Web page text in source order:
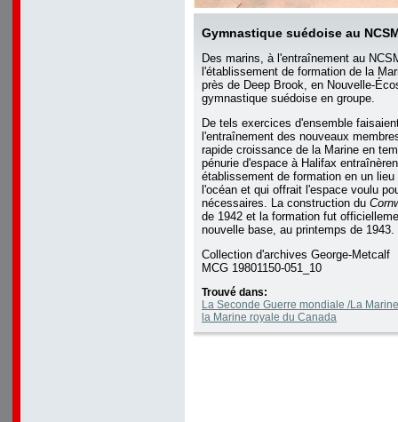
Gymnastique suédoise au
Des marins, à l'entraînement au
l'établissement de formation de la
près de Deep Brook, en Nouvelle-
gymnastique suédoise en groupe.
De tels exercices d'ensemble
l'entraînement des nouveaux
rapide croissance de la Marine en
pénurie d'espace à Halifax
établissement de formation en un
l'océan et qui offrait l'espace voulu
nécessaires. La construction du
de 1942 et la formation fut
nouvelle base, au printemps de 1943.
Collection d'archives George-Metcalf
MCG 19801150-051_10
Trouvé dans:
La Seconde Guerre mondiale /La
la Marine royale du Canada